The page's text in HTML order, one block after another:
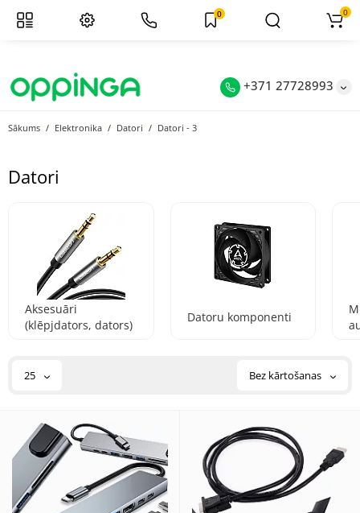
+371 27728993
0 0
Sākums Elektronika Datori Datori - 3
Datori
Aksesuāri
(klēpjdators, dators)
Datoru komponenti
25 Bez kārtošanas